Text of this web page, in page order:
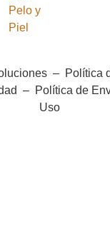
Pelo y
Piel
– Política
– Política de
Uso